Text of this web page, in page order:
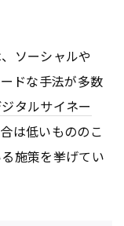
ソーシャルや
ドな手法が多数
タルサイネー
は低いもののこ
施策を挙げてい